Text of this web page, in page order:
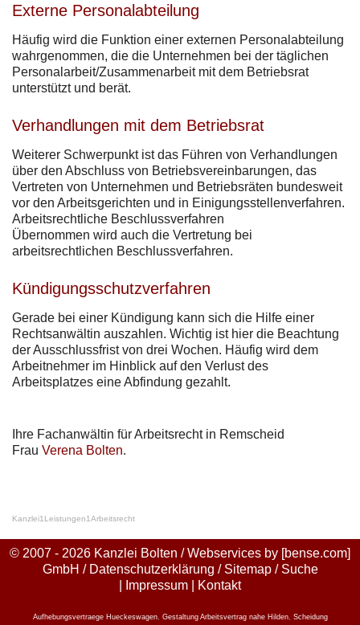
Externe Personalabteilung
Häufig wird die Funktion einer externen Personalabteilung
wahrgenommen, die die Unternehmen bei der täglichen
Personalarbeit/Zusammenarbeit mit dem Betriebsrat
unterstützt und berät.
Verhandlungen mit dem Betriebsrat
Weiterer Schwerpunkt ist das Führen von Verhandlungen
über den Abschluss von Betriebsvereinbarungen, das
Vertreten von Unternehmen und Betriebsräten bundesweit
vor den Arbeitsgerichten und in Einigungsstellenverfahren.
Arbeitsrechtliche Beschlussverfahren
Übernommen wird auch die Vertretung bei
arbeitsrechtlichen Beschlussverfahren.
Kündigungsschutzverfahren
Gerade bei einer Kündigung kann sich die Hilfe einer
Rechtsanwältin auszahlen. Wichtig ist hier die Beachtung
der Ausschlussfrist von drei Wochen. Häufig wird dem
Arbeitnehmer im Hinblick auf den Verlust des
Arbeitsplatzes eine Abfindung gezahlt.
Ihre Fachanwältin für Arbeitsrecht in Remscheid
Frau Verena Bolten.
Kanzlei1 Leistungen1Arbeitsrecht
© 2007 - 2026 Kanzlei Bolten / Webservices by [bense.com]
GmbH / Datenschutzerklärung / Sitemap/ Suche
Impressum Kontakt
Aufhebungsvertraege Hueckeswagen, Gestaltung Arbeitsvertrag nahe Hilden, Scheidung